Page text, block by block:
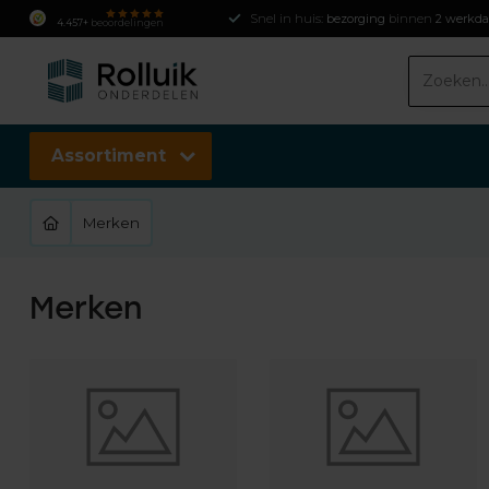
4.457+ beoordelingen Snel in huis: bezorging binnen 2
Assortiment
Merken
Merken